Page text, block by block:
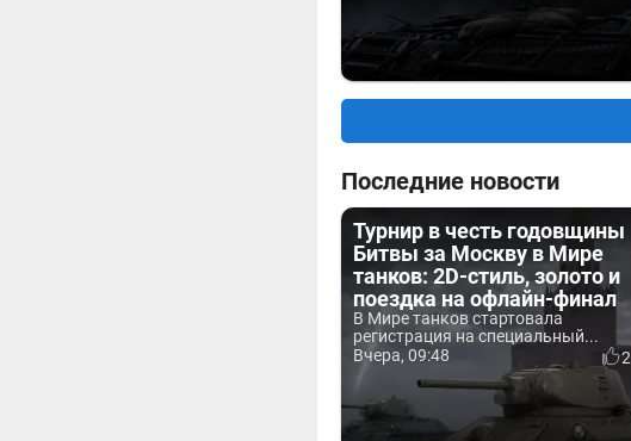
Последние новости
Турнир в честь годовщины
Битвы за Москву в Мире
танков: 2D-стиль, золото и
поездка на офлайн-финал
В Мире танков стартовала
регистрация на специальный...
Вчера, 09:48
2